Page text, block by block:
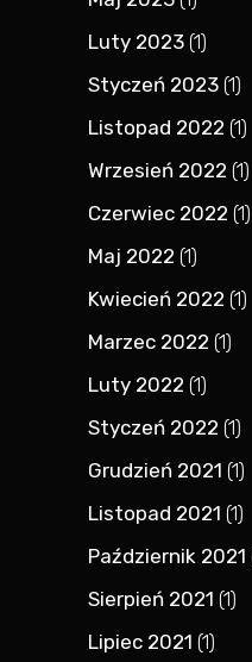
Luty 2023 (1)
Styczeń 2023 (1)
Listopad 2022 (1)
Wrzesień 2022 (1)
Czerwiec 2022 (1)
Maj 2022 (1)
Kwiecień 2022 (1)
Marzec 2022 (1)
Luty 2022 (1)
Styczeń 2022 (1)
Grudzień 2021 (1)
Listopad 2021 (1)
Październik 2021
Sierpień 2021 (1)
Lipiec 2021 (1)